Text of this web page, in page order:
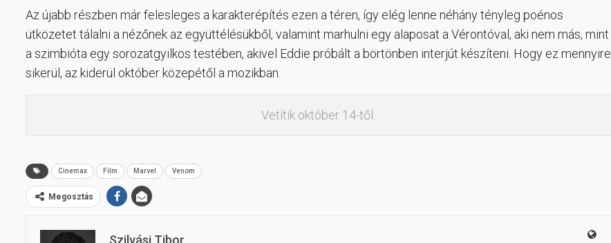
Az újabb részben már felesleges a karakterépítés ezen a téren, így elég lenne néhány tényleg poénos
ütközetet tálalni a nézőnek az együttélésükből, valamint marhulni egy alaposat a Vérontóval, aki nem más, mint
a szimbióta egy sorozatgyilkos testében, akivel Eddie próbált a börtönben interjút készíteni. Hogy ez mennyire
sikerül, az kiderül október közepétől a mozikban.
Vetítik október 14-től.
Cinemax Film Marvel Venom
Megosztás
Szilvási Tibor